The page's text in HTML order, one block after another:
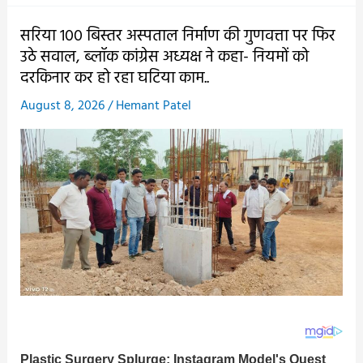
दिवंगत
देवनारायण
पटेल
सविता
पटेल
का
दशगात्र
संपन्न,
श्रद्धांजलि
देने
उमड़ा
जनसैलाब..
सरिया 100 बिस्तर अस्पताल निर्माण की गुणवत्ता पर फिर
उठे सवाल, ब्लॉक कांग्रेस अध्यक्ष ने कहा- नियमों को
दरकिनार कर हो रहा घटिया काम..
August 8, 2026/Hemant Patel